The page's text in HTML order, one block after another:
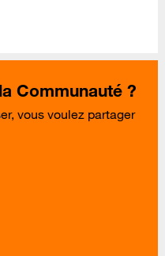
Communauté ?
vous voulez partager